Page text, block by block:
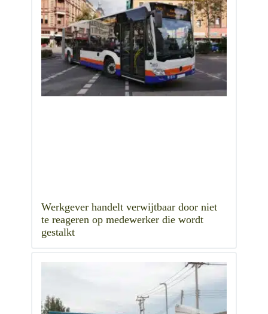
Werkgever handelt verwijtbaar door niet
te reageren op medewerker die wordt
gestalkt